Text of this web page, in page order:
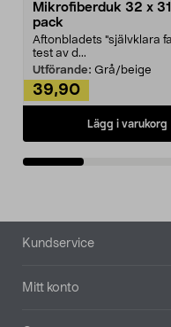
Mikrofiberduk 32 x
pack
Aftonbladets "självklara
test av d...
Utförande: Grå/beige
39,90
Lägg i varukorg
Sidfot
Kundservice
Mitt konto